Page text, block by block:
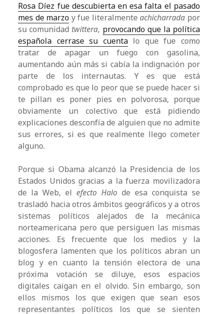
Rosa Díez fue descubierta en esa falta el pasado
mes de marzo y fue literalmenteachicharrada por
su comunidad twittera, provocando que la política
española cerrase su cuentalo que fue como
tratar de apagar un fuego con gasolina,
aumentando aún más si cabía la indignación por
parte de los internautas. Y es que está
comprobado es que lo peor que se puede hacer si
te pillan es poner pies en polvorosa, porque
obviamente un colectivo que está pidiendo
explicaciones desconfía de alguien que no admite
sus errores, si es que realmente llego cometer
alguno.
Porque si Obama alcanzó la Presidencia de los
Estados Unidos gracias a la fuerza movilizadora
de la Web, elefecto Halode esa conquista se
trasladó hacia otros ámbitos geográficos y a otros
sistemas políticos alejados de la mecánica
norteamericana pero que persiguen las mismas
acciones. Es frecuente que los medios y la
blogosfera lamenten que los políticos abran un
blog y en cuanto la tensión electora de una
próxima votación se diluye, esos espacios
digitales caigan en el olvido. Sin embargo, son
ellos mismos los que exigen que sean esos
representantes políticos los que se sienten